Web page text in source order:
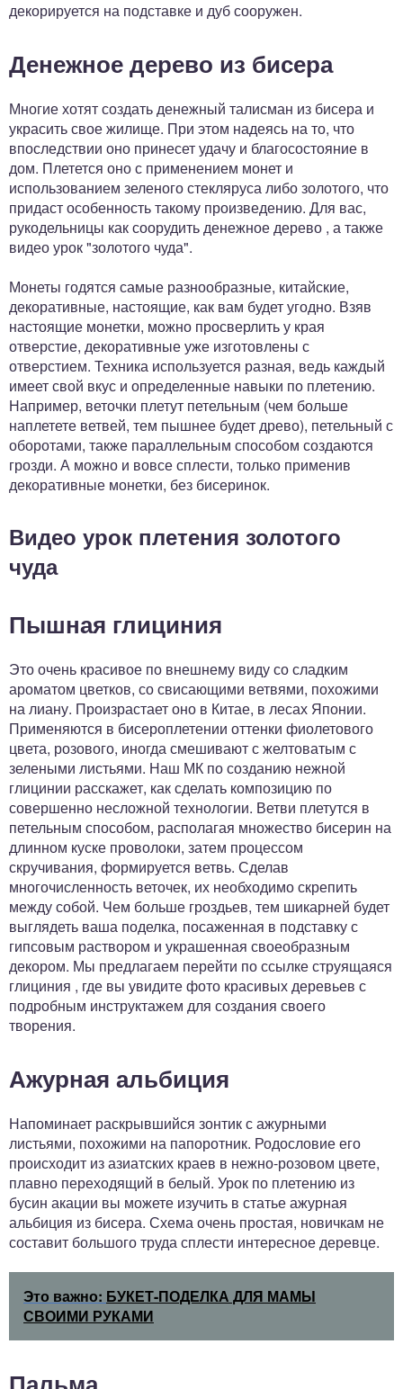
декорируется на подставке и дуб сооружен.
Денежное дерево из бисера
Многие хотят создать денежный талисман из бисера и
украсить свое жилище. При этом надеясь на то, что
впоследствии оно принесет удачу и благосостояние в
дом. Плетется оно с применением монет и
использованием зеленого стекляруса либо золотого, что
придаст особенность такому произведению. Для вас,
рукодельницы как соорудить денежное дерево , а также
видео урок "золотого чуда".
Монеты годятся самые разнообразные, китайские,
декоративные, настоящие, как вам будет угодно. Взяв
настоящие монетки, можно просверлить у края
отверстие, декоративные уже изготовлены с
отверстием. Техника используется разная, ведь каждый
имеет свой вкус и определенные навыки по плетению.
Например, веточки плетут петельным (чем больше
наплетете ветвей, тем пышнее будет древо), петельный с
оборотами, также параллельным способом создаются
грозди. А можно и вовсе сплести, только применив
декоративные монетки, без бисеринок.
Видео урок плетения золотого
чуда
Пышная глициния
Это очень красивое по внешнему виду со сладким
ароматом цветков, со свисающими ветвями, похожими
на лиану. Произрастает оно в Китае, в лесах Японии.
Применяются в бисероплетении оттенки фиолетового
цвета, розового, иногда смешивают с желтоватым с
зелеными листьями. Наш МК по созданию нежной
глицинии расскажет, как сделать композицию по
совершенно несложной технологии. Ветви плетутся в
петельным способом, располагая множество бисерин на
длинном куске проволоки, затем процессом
скручивания, формируется ветвь. Сделав
многочисленность веточек, их необходимо скрепить
между собой. Чем больше гроздьев, тем шикарней будет
выглядеть ваша поделка, посаженная в подставку с
гипсовым раствором и украшенная своеобразным
декором. Мы предлагаем перейти по ссылке струящаяся
глициния , где вы увидите фото красивых деревьев с
подробным инструктажем для создания своего
творения.
Ажурная альбиция
Напоминает раскрывшийся зонтик с ажурными
листьями, похожими на папоротник. Родословие его
происходит из азиатских краев в нежно-розовом цвете,
плавно переходящий в белый. Урок по плетению из
бусин акации вы можете изучить в статье ажурная
альбиция из бисера. Схема очень простая, новичкам не
составит большого труда сплести интересное деревце.
Это важно: БУКЕТ-ПОДЕЛКА ДЛЯ МАМЫ
СВОИМИ РУКАМИ